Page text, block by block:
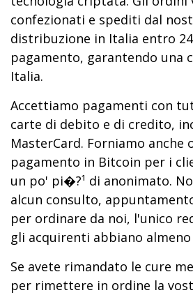
confezionati e spediti dal
distribuzione in Italia entro
pagamento, garantendo una
Italia.
Accettiamo pagamenti con
carte di debito e di credito,
MasterCard. Forniamo anche
pagamento in Bitcoin per i
un po' pi�?¹ di anonimato.
alcun consulto,
per ordinare da noi, l'unico
gli acquirenti abbiano almeno
Se avete rimandato le cure
per rimettere in ordine la